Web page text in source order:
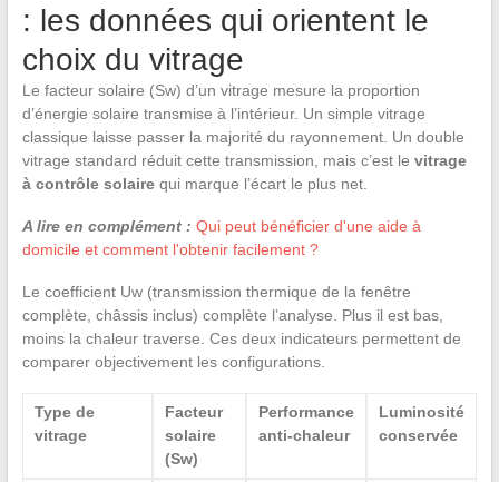
: les données qui orientent le
choix du vitrage
Le facteur solaire (Sw) d’un vitrage mesure la proportion
d’énergie solaire transmise à l’intérieur. Un simple vitrage
classique laisse passer la majorité du rayonnement. Un double
vitrage standard réduit cette transmission, mais c’est le vitrage
à contrôle solairequi marque l’écart le plus net.
A lire en complément : Qui peut bénéficier d'une aide à
domicile et comment l'obtenir facilement ?
Le coefficient Uw (transmission thermique de la fenêtre
complète, châssis inclus) complète l’analyse. Plus il est bas,
moins la chaleur traverse. Ces deux indicateurs permettent de
comparer objectivement les configurations.
Type de
vitrage
Facteur
solaire
(Sw)
Performance
anti-chaleur
Luminosité
conservée